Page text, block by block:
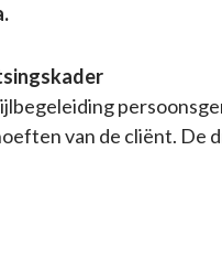
van de cliënt. De